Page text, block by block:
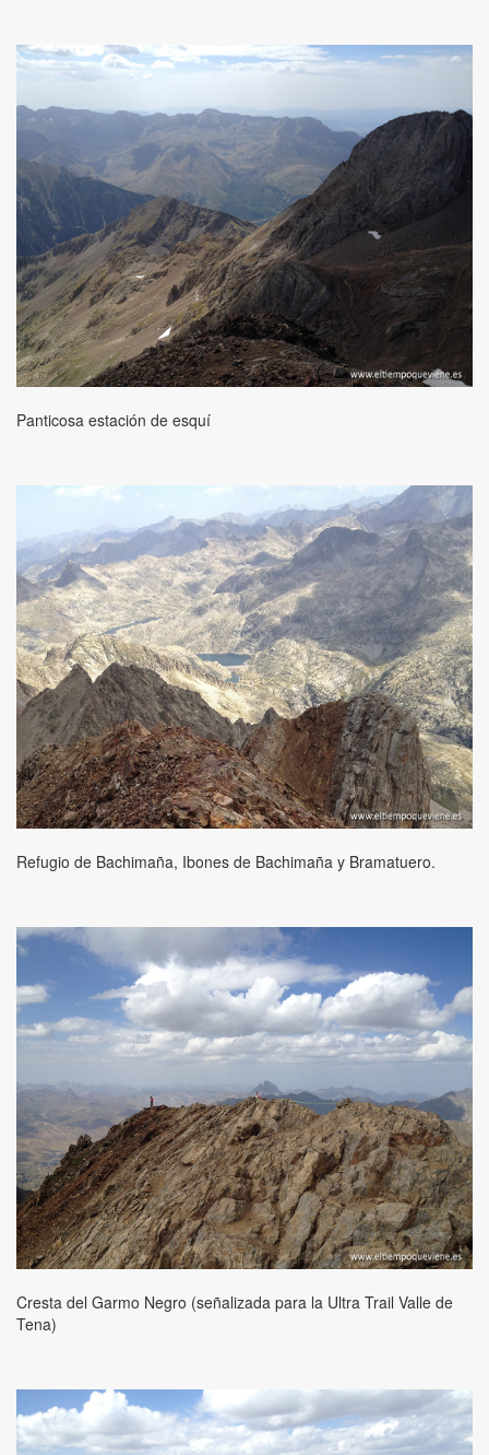
Panticosa estación de esquí
Refugio de Bachimaña, Ibones de Bachimaña y Bramatuero.
Cresta del Garmo Negro (señalizada para la Ultra Trail Valle de
Tena)